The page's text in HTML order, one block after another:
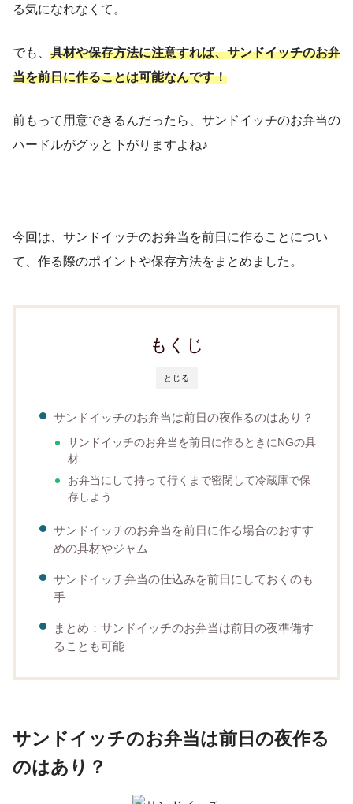
る気になれなくて。
でも、 具材や保存方法に注意すれば、サンドイッチのお弁
当を前日に作ることは可能なんです！
前もって用意できるんだったら、サンドイッチのお弁当の
ハードルがグッと下がりますよね♪
今回は、サンドイッチのお弁当を前日に作ることについ
て、作る際のポイントや保存方法をまとめました。
とじる
もくじ
サンドイッチのお弁当は前日の夜作るのはあり？
サンドイッチのお弁当を前日に作るときにNGの具
材
お弁当にして持って行くまで密閉して冷蔵庫で保
存しよう
サンドイッチのお弁当を前日に作る場合のおすす
めの具材やジャム
サンドイッチ弁当の仕込みを前日にしておくのも
手
まとめ：サンドイッチのお弁当は前日の夜準備す
ることも可能
サンドイッチのお弁当は前日の夜作る
のはあり？